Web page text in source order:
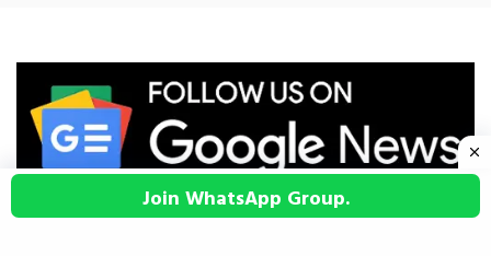
Join WhatsApp Group.